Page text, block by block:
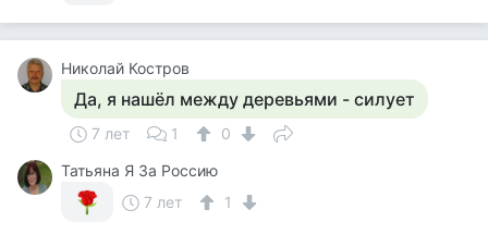
Николай Костров
Да, я нашёл между деревьями - силует
7 лет 1
0
Татьяна Я За Россию
7 лет
1